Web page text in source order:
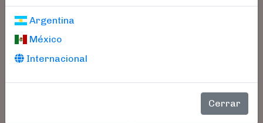
Argentina
México
Internacional
Cerrar
Libros encontrados
Parámetros
(current)(current)
Autor|